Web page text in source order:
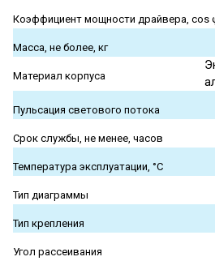
Коэффициент мощности драйвера, cos
Масса, не более, кг
Материал корпуса
Пульсация светового потока
Срок службы, не менее, часов
Температура эксплуатации, °С
Тип диаграммы
Тип крепления
Угол рассеивания